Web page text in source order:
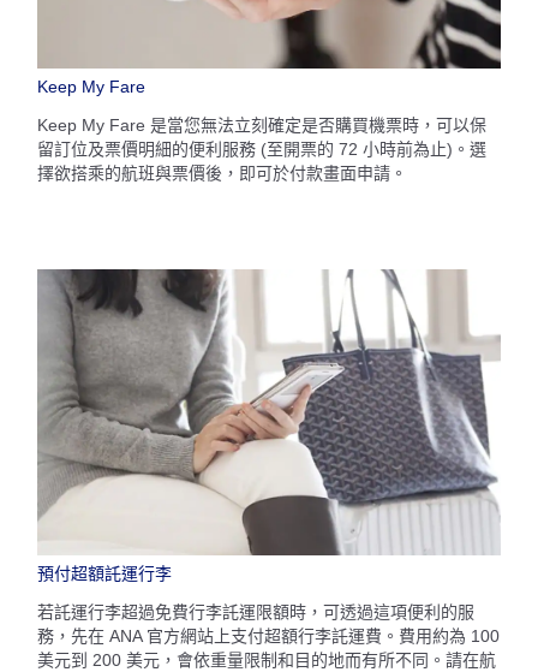
Keep My Fare
Keep My Fare 是當您無法立刻確定是否購買機票時，可以保
留訂位及票價明細的便利服務 (至開票的 72 小時前為止)。選
擇欲搭乘的航班與票價後，即可於付款畫面申請。
預付超額託運行李
若託運行李超過免費行李託運限額時，可透過這項便利的服
務，先在 ANA 官方網站上支付超額行李託運費。費用約為 100
美元到 200 美元，會依重量限制和目的地而有所不同。請在航